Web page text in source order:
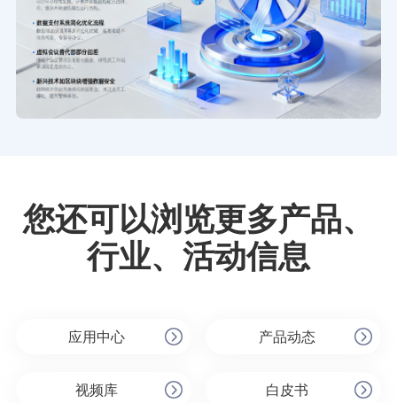
您还可以浏览更多产品、
行业、活动信息
应用中心 产品动态
视频库 白皮书